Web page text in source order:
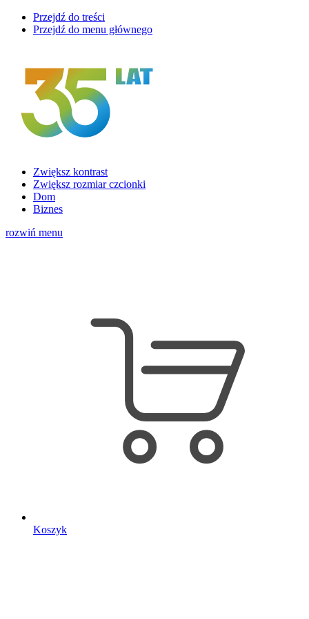
Przejdź do treści
Przejdź do menu głównego
Zwiększ kontrast
Zwiększ rozmiar czcionki
Dom
Biznes
rozwiń menu
Koszyk